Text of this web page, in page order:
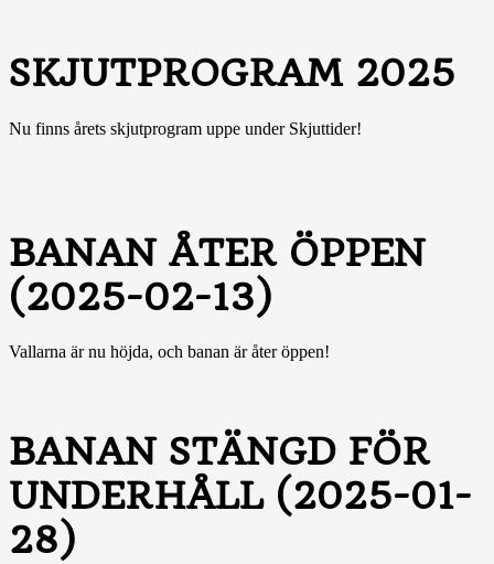
SKJUTPROGRAM 2025
Nu finns årets skjutprogram uppe under Skjuttider!
BANAN ÅTER ÖPPEN
(2025-02-13)
Vallarna är nu höjda, och banan är åter öppen!
BANAN STÄNGD FÖR
UNDERHÅLL (2025-01-
28)